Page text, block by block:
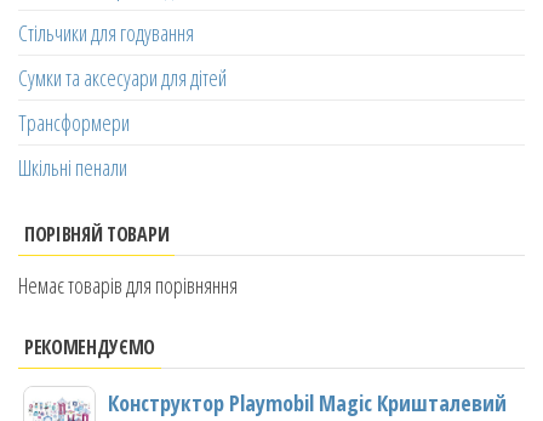
Стільчики для годування
Сумки та аксесуари для дітей
Трансформери
Шкільні пенали
ПОРІВНЯЙ ТОВАРИ
Немає товарів для порівняння
РЕКОМЕНДУЄМО
Конструктор Playmobil Magic Кришталевий